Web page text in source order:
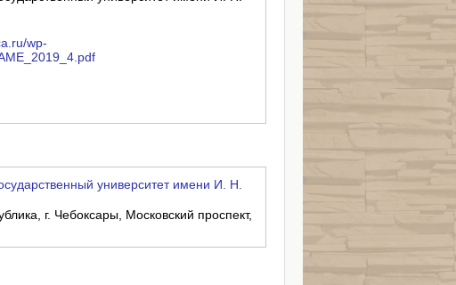
wp-
университет имени И. Н.
г. Чебоксары, Московский проспект,